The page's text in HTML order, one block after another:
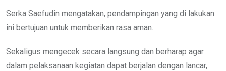
Serka Saefudin mengatakan, pendampingan yang di lakukan
ini bertujuan untuk memberikan rasa aman.
Sekaligus mengecek secara langsung dan berharap agar
dalam pelaksanaan kegiatan dapat berjalan dengan lancar,